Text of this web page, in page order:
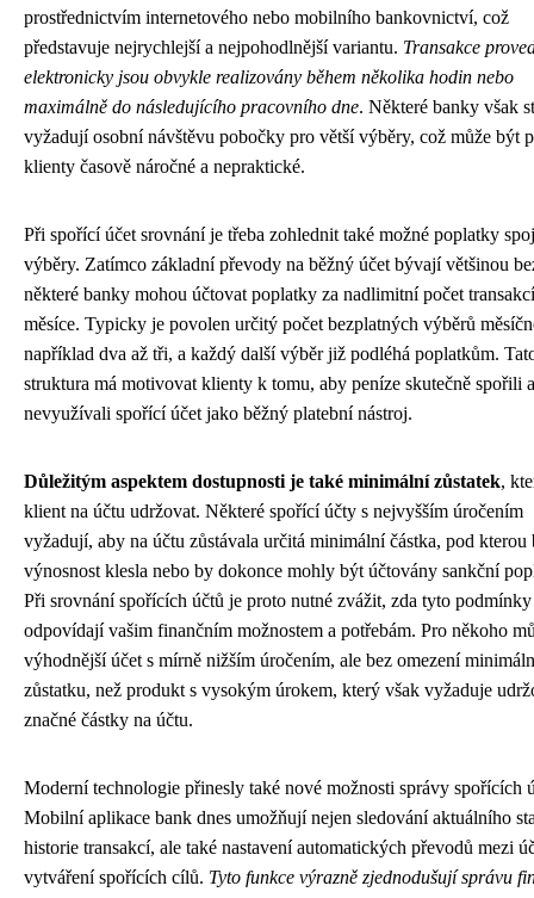
prostřednictvím internetového nebo mobilního bankovnictví, což
představuje nejrychlejší a nejpohodlnější variantu. Transakce
elektronicky jsou obvykle realizovány během několika hodin nebo
maximálně do následujícího pracovního dne. Některé banky však
vyžadují osobní návštěvu pobočky pro větší výběry, což může být
klienty časově náročné a nepraktické.
Při spořící účet srovnání je třeba zohlednit také možné poplatky
výběry. Zatímco základní převody na běžný účet bývají většinou
některé banky mohou účtovat poplatky za nadlimitní počet
měsíce. Typicky je povolen určitý počet bezplatných výběrů
například dva až tři, a každý další výběr již podléhá poplatkům.
struktura má motivovat klienty k tomu, aby peníze skutečně spořili a
nevyužívali spořící účet jako běžný platební nástroj.
Důležitým aspektem dostupnosti je také minimální zůstatek,
klient na účtu udržovat. Některé spořící účty s nejvyšším úročením
vyžadují, aby na účtu zůstávala určitá minimální částka, pod kterou
výnosnost klesla nebo by dokonce mohly být účtovány sankční
Při srovnání spořících účtů je proto nutné zvážit, zda tyto podmínky
odpovídají vašim finančním možnostem a potřebám. Pro někoho
výhodnější účet s mírně nižším úročením, ale bez omezení
zůstatku, než produkt s vysokým úrokem, který však vyžaduje
značné částky na účtu.
Moderní technologie přinesly také nové možnosti správy spořících
Mobilní aplikace bank dnes umožňují nejen sledování aktuálního
historie transakcí, ale také nastavení automatických převodů mezi
vytváření spořících cílů. Tyto funkce výrazně zjednodušují správu